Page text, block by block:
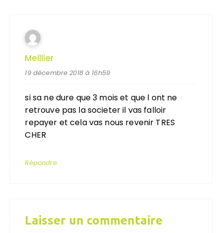
Meillier
19 décembre 2018 à 16h59
si sa ne dure que 3 mois et que l ont ne
retrouve pas la societer il vas falloir
repayer et cela vas nous revenir TRES
CHER
Répondre
Laisser un commentaire